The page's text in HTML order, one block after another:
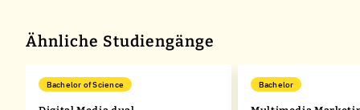
Ähnliche Studiengänge
Bachelor of Science Bachelor